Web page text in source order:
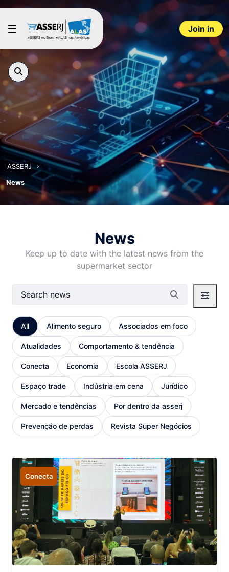
Skip to Main Content
Join in
ASSERJ
News
News
Keep up to date with the latest news from the
supermarket sector
Search Bar
All Alimento seguro Associados em foco
Atualidades Comportamento & tendência
Conecta Economia Escola ASSERJ
Espaço trade Indústria em cena Jurídico
Mercado e tendências Por dentro da asserj
Prevenção de perdas Revista Super Negócios
Conecta